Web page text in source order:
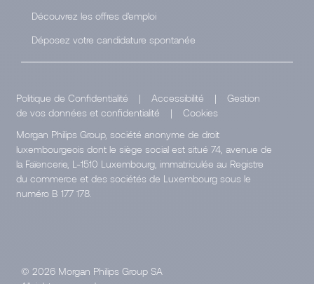
Découvrez les offres d'emploi
Déposez votre candidature spontanée
Politique de Confidentialité | Accessibilité |
Gestion
de vos données et confidentialité
|
Cookies
Morgan Philips Group, société anonyme de droit
luxembourgeois dont le siège social est situé 74, avenue de
la Faïencerie, L-1510 Luxembourg, immatriculée au Registre
du commerce et des sociétés de Luxembourg sous le
numéro B 177 178.
© 2026 Morgan Philips Group SA